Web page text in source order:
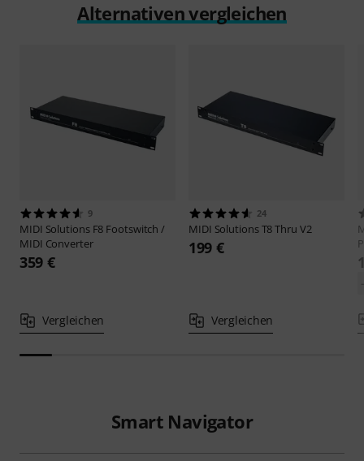
Alternativen vergleichen
9
MIDI Solutions F8 Footswitch /
MIDI Converter
359 €
Vergleichen
24
MIDI SolutionsT8 Thru V2
199 €
Vergleichen
Smart Navigator